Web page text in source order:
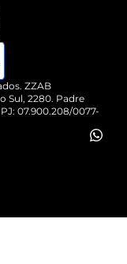
ZZAB
Sul, 2280. Padre
07.900.208/0077-